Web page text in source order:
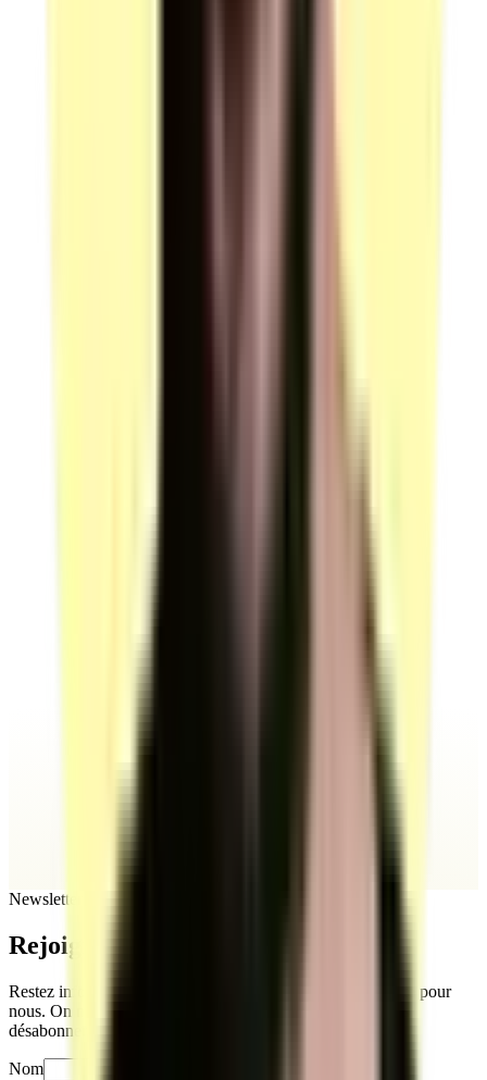
Newsletter
Rejoignez
Restez informés sur notre actualité. Votre vie privée compte pour
nous. On ne partage jamais vos infos, et vous pouvez vous
désabonner quand vous le souhaitez.
Nom